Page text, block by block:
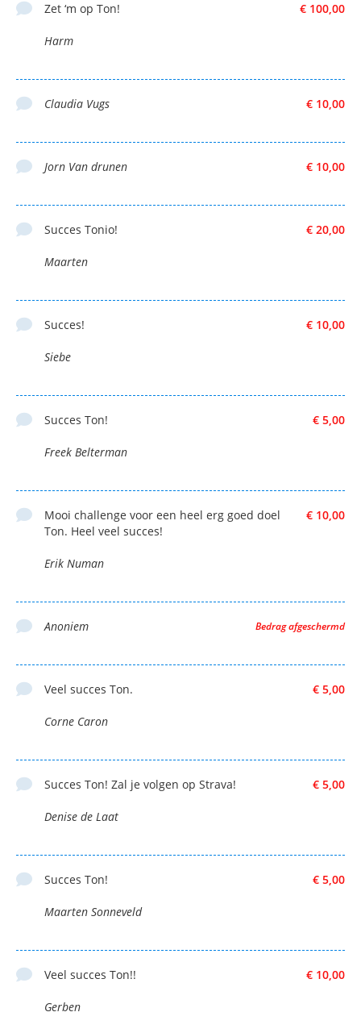
€ 100,00
Zet ‘m op Ton!
Harm
€ 10,00
Claudia Vugs
€ 10,00
Jorn Van drunen
€ 20,00
Succes Tonio!
Maarten
€ 10,00
Succes!
Siebe
€ 5,00
Succes Ton!
Freek Belterman
€ 10,00
Mooi challenge voor een heel erg goed doel
Ton. Heel veel succes!
Erik Numan
Bedrag afgeschermd
Anoniem
€ 5,00
Veel succes Ton.
Corne Caron
€ 5,00
Succes Ton! Zal je volgen op Strava!
Denise de Laat
€ 5,00
Succes Ton!
Maarten Sonneveld
€ 10,00
Veel succes Ton!!
Gerben